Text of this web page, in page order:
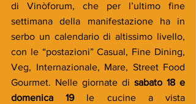
di Vinòforum, che per l’ultimo fine
settimana della manifestazione ha in
serbo un calendario di altissimo livello,
con le “postazioni” Casual, Fine Dining,
Veg, Internazionale, Mare, Street Food
Gourmet. Nelle giornate di sabato 18 e
domenica 19 le cucine a vista